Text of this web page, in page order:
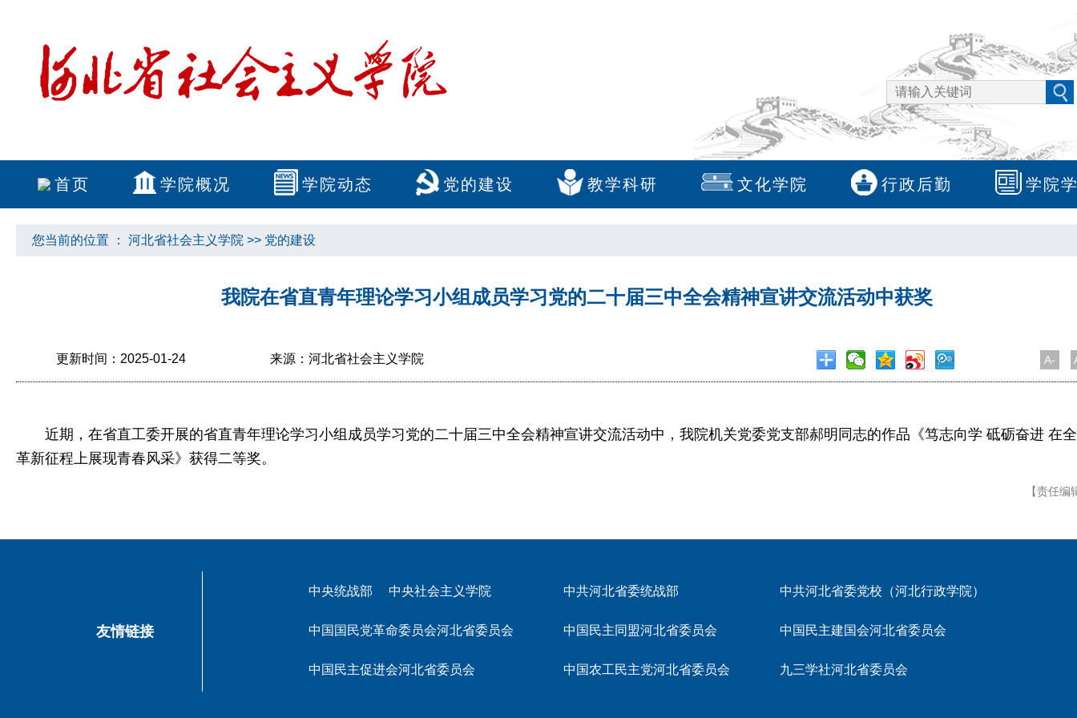
首页 学院概况 学院动态 党的建设 教学科研 文化学院 行政后勤 学院
您当前的位置 ： 河北省社会主义学院 >> 党的建设
我院在省直青年理论学习小组成员学习党的二十届三中全会精神宣讲交流活动中获奖
更新时间：2025-01-24 来源：河北省社会主义学院 A-
近期，在省直工委开展的省直青年理论学习小组成员学习党的二十届三中全会精神宣讲交流活动中，我院机关党委党支部郝明同志的作品《笃志向学 砥砺奋进 在
革新征程上展现青春风采》获得二等奖。
【责任
友情链接
中央统战部 中央社会主义学院 中共河北省委统战部 中共河北省委党校（河北行政学院）
中国国民党革命委员会河北省委员会 中国民主同盟河北省委员会 中国民主建国会河北省委员会
中国民主促进会河北省委员会 中国农工民主党河北省委员会 九三学社河北省委员会